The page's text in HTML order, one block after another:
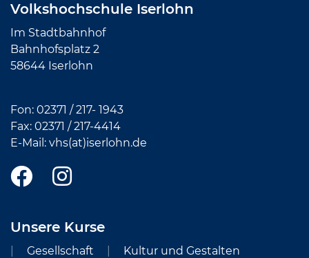
Volkshochschule Iserlohn
Im Stadtbahnhof
Bahnhofsplatz 2
58644 Iserlohn
Fon: 02371 / 217- 1943
Fax: 02371 /217-4414
E-Mail: vhs(at)iserlohn.de
Unsere Kurse
Gesellschaft
Kultur und Gestalten